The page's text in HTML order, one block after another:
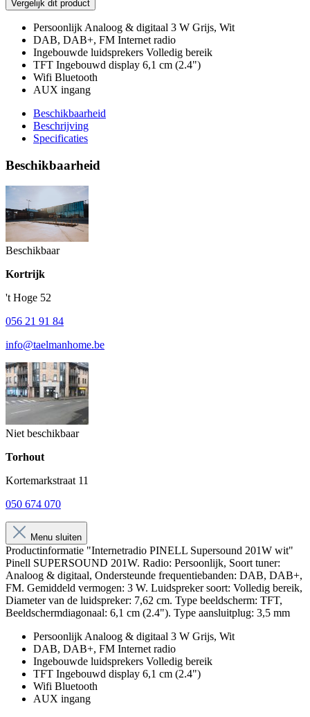
Vergelijk dit product
Persoonlijk Analoog & digitaal 3 W Grijs, Wit
DAB, DAB+, FM Internet radio
Ingebouwde luidsprekers Volledig bereik
TFT Ingebouwd display 6,1 cm (2.4")
Wifi Bluetooth
AUX ingang
Beschikbaarheid
Beschrijving
Specificaties
Beschikbaarheid
Beschikbaar
Kortrijk
't Hoge 52
056 21 91 84
info@taelmanhome.be
Niet beschikbaar
Torhout
Kortemarkstraat 11
050 674 070
Menu sluiten
Productinformatie "Internetradio PINELL Supersound 201W wit"
Pinell SUPERSOUND 201W. Radio: Persoonlijk, Soort tuner:
Analoog & digitaal, Ondersteunde frequentiebanden: DAB, DAB+,
FM. Gemiddeld vermogen: 3 W. Luidspreker soort: Volledig bereik,
Diameter van de luidspreker: 7,62 cm. Type beeldscherm: TFT,
Beeldschermdiagonaal: 6,1 cm (2.4"). Type aansluitplug: 3,5 mm
Persoonlijk Analoog & digitaal 3 W Grijs, Wit
DAB, DAB+, FM Internet radio
Ingebouwde luidsprekers Volledig bereik
TFT Ingebouwd display 6,1 cm (2.4")
Wifi Bluetooth
AUX ingang